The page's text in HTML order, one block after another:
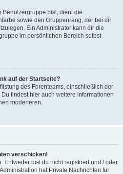
bist, dient die
sowie den Gruppenrang, der bei dir
Ein Administrator kann dir die
im persönlichen Bereich selbst
auf der Startseite?
des Forenteams, einschließlich der
findest hier auch weitere Informationen
moderieren.
verschicken!
Entweder bist du nicht registriert und / oder
hat Private Nachrichten für